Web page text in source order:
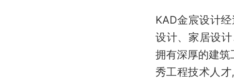
KAD金宸设计
设计、家居设
拥有深厚的建
秀工程技术人